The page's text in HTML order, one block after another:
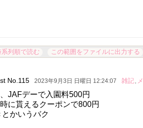
列順で読む この範囲をファイルに出力する
No.115 2023年9月3日 日曜日 12:24:07 雑記,
JAFデーで入園料500円
に貰えるクーポンで800円
かいうバク